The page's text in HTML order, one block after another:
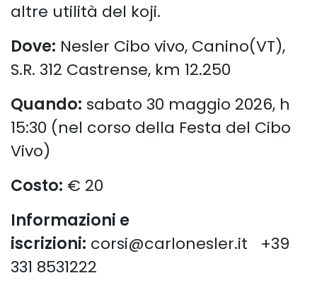
altre utilità del koji.
Dove: Nesler Cibo vivo, Canino(VT),
S.R. 312 Castrense, km 12.250
Quando: sabato 30 maggio 2026, h
15:30 (nel corso della Festa del Cibo
Vivo)
Costo: € 20
Informazioni e
iscrizioni: corsi@carlonesler.it +39
331 8531222